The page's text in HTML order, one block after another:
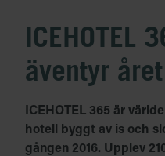
ICEHOTEL
äventyr
ICEHOTEL 365 är
hotell byggt av is och
gången 2016. Upplev